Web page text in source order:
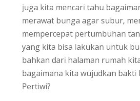
juga kita mencari tahu
merawat bunga agar subur,
mempercepat pertumbuhan
yang kita bisa lakukan untuk
bahkan dari halaman rumah
bagaimana kita wujudkan bakti
Pertiwi?